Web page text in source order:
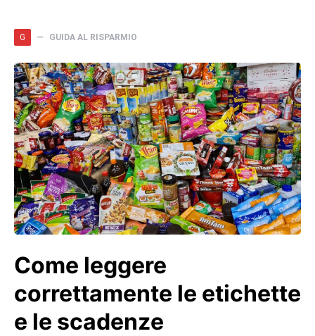
G GUIDA AL RISPARMIO
Come leggere
correttamente le etichette
e le scadenze